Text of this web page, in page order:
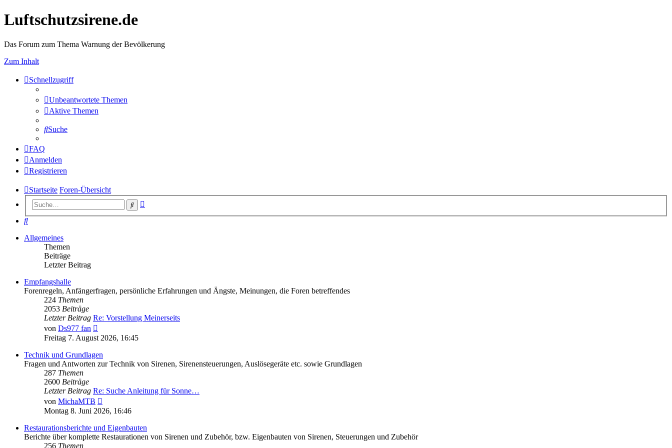
Luftschutzsirene.de
Das Forum zum Thema Warnung der Bevölkerung
Zum Inhalt
Schnellzugriff
Unbeantwortete Themen
Aktive Themen
Suche
FAQ
Anmelden
Registrieren
Startseite Foren-Übersicht
Suche
Suche
Allgemeines
Themen
Beiträge
Letzter Beitrag
Empfangshalle
Forenregeln, Anfängerfragen, persönliche Erfahrungen und Ängste, Meinungen, die Foren betreffendes
224 Themen
2053 Beiträge
Letzter Beitrag Re: Vorstellung Meinerseits
von Ds977 fan
Beitrag
Freitag 7. August 2026, 16:45
Technik und Grundlagen
Fragen und Antworten zur Technik von Sirenen, Sirenensteuerungen, Auslösegeräte etc. sowie Grundlagen
287 Themen
2600 Beiträge
Letzter Beitrag Re: Suche Anleitung für Sonne…
von MichaMTB
Beitrag
Montag 8. Juni 2026, 16:46
Restaurationsberichte und Eigenbauten
Berichte über komplette Restaurationen von Sirenen und Zubehör, bzw. Eigenbauten von Sirenen, Steuerungen und Zubehör
256 Themen